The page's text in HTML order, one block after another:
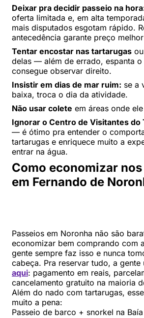
Deixar pra decidir passeio na
oferta limitada e, em alta
mais disputados esgotam rápido.
antecedência garante preço
Tentar encostar nas tartarugas
delas — além de errado, espanta o
consegue observar direito.
Insistir em dias de mar ruim: se a
baixa, troca o dia da atividade.
Não usar colete em áreas onde
Ignorar o Centro de Visitantes do
— é ótimo pra entender o
tartarugas e enriquece muito a
entrar na água.
Como economizar
em Fernando de
Passeios em Noronha não são
economizar bem comprando com
gente sempre faz isso e nunca
cabeça. Pra reservar tudo, a gente
aqui: pagamento em reais,
cancelamento gratuito na maioria
Além do nado com tartarugas,
muito a pena:
Passeio de barco + snorkel na